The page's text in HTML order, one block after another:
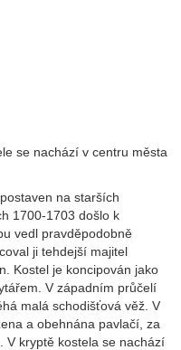
se nachází v centru města
na starších
1700-1703 došlo k
vedl pravděpodobně
ji tehdejší majitel
Kostel je koncipován jako
V západním průčelí
malá schodišťová věž. V
a obehnána pavlačí, za
V kryptě kostela se nachází